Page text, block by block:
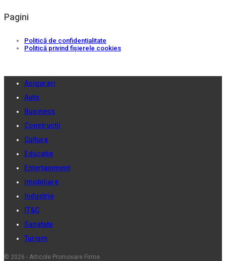
Pagini
Politică de confidențialitate
Politică privind fișierele cookies
Asigurari
Auto
Business
Constructii
Cultura
Educatie
Entertainment
Imobiliare
Industrie
IT&C
Sanatate
Turism
© 2026 - Articole Promovare Firme.